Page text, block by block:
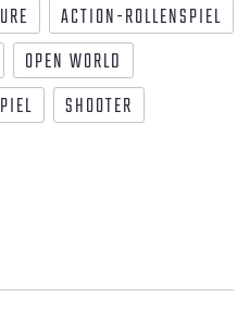
ACTION-ROLLENSPIEL
OPEN WORLD
SHOOTER